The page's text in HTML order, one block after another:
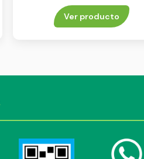
Ver producto